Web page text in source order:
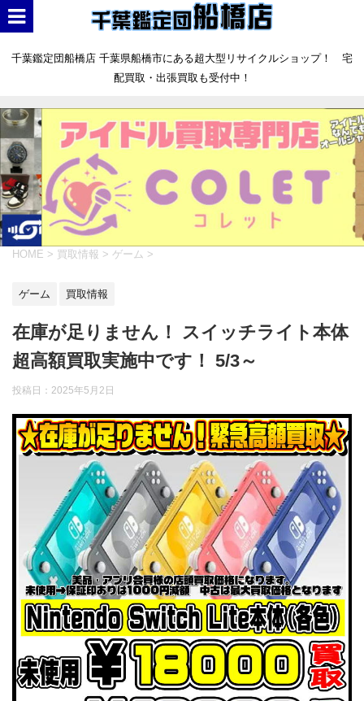
千葉鑑定団船橋店 千葉県船橋市にある超大型リサイクルショップ！ 宅
配買取・出張買取も受付中！
HOME > 買取情報 > ゲーム >
ゲーム 買取情報
在庫が足りません！ スイッチライト本体
超高額買取実施中です！ 5/3～
投稿日： 2025年5月2日